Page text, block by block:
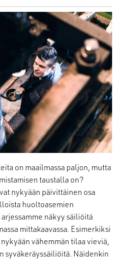
on maailmassa paljon, mutta
taustalla on?
nykyään päivittäinen osa
huoltoasemien
näkyy säiliöitä
mittakaavassa. Esimerkiksi
vähemmän tilaa vieviä,
syväkeräyssäiliöitä. Näidenkin